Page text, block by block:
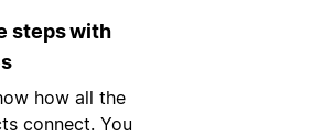
steps with
how all the
connect. You